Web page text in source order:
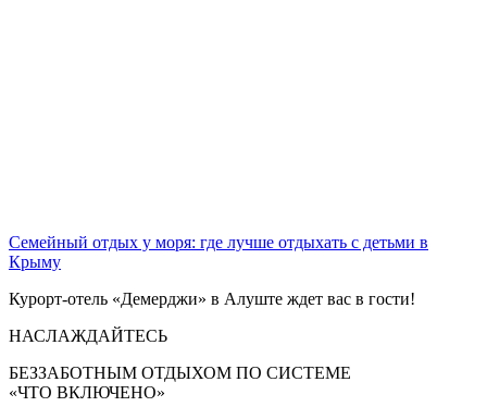
Семейный отдых у моря: где лучше отдыхать с детьми в
Крыму
Курорт-отель «Демерджи» в Алуште ждет вас в гости!
НАСЛАЖДАЙТЕСЬ
БЕЗЗАБОТНЫМ ОТДЫХОМ ПО СИСТЕМЕ
«ЧТО ВКЛЮЧЕНО»